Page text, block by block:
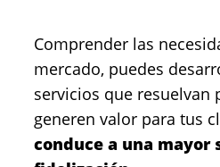
Comprender las
mercado, puedes
servicios que resuelvan
generen valor para tus
conduce a una mayor